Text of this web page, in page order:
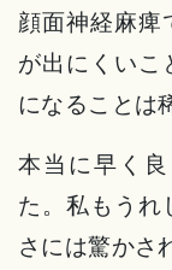
顔面神経麻痺
が出にくいこ
になることは
本当に早く
た。私もうれ
さには驚かさ